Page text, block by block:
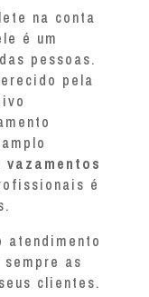
na conta
é um
pessoas.
pela
vazamentos
é
atendimento
as
clientes.